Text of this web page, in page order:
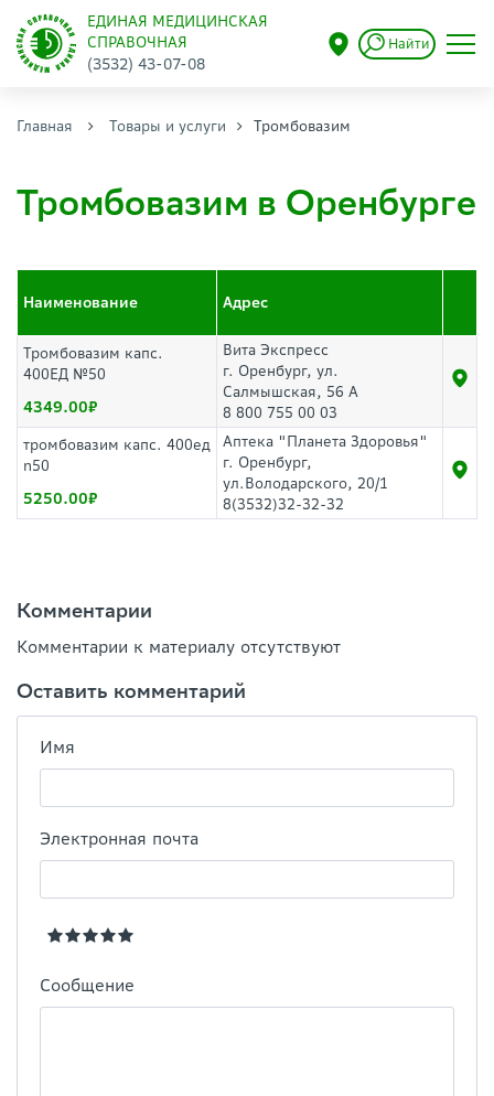
ЕДИНАЯ МЕДИЦИНСКАЯ
СПРАВОЧНАЯ
(3532) 43-07-08
Найти
Главная Товары и услуги Тромбовазим
Тромбовазим в Оренбурге
Наименование Адрес
Тромбовазим капс.
400ЕД №50
4349.00
Вита Экспресс
г. Оренбург, ул.
Салмышская, 56 А
8 800 755 00 03
тромбовазим капс. 400ед
n50
5250.00
Аптека "Планета Здоровья"
г. Оренбург,
ул.Володарского, 20/1
8(3532)32-32-32
Комментарии
Комментарии к материалу отсутствуют
Оставить комментарий
Имя
Электронная почта
Сообщение